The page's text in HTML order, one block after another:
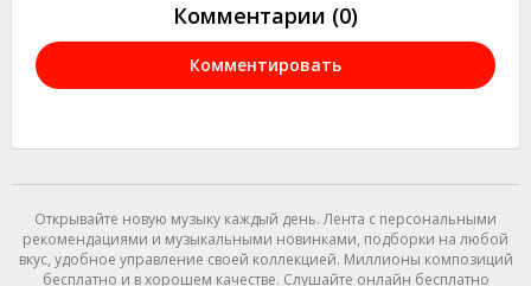
Комментарии (0)
Комментировать
Открывайте новую музыку каждый день. Лента с персональными
рекомендациями и музыкальными новинками, подборки на любой
вкус, удобное управление своей коллекцией. Миллионы композиций
бесплатно и в хорошем качестве. Слушайте онлайн бесплатно